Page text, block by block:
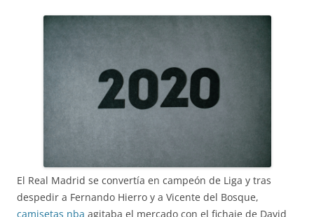
El Real Madrid se convertía en campeón de Liga y tras
despedir a Fernando Hierro y a Vicente del Bosque,
camisetas nba agitaba el mercado con el fichaje de David